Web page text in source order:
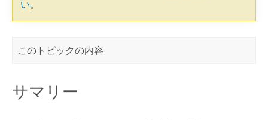
い。
このトピックの内容
サマリー